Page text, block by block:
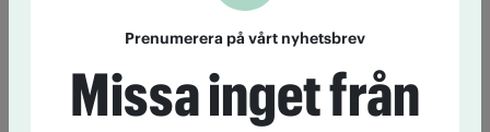
Prenumerera på vårt nyhetsbrev
Missa inget från